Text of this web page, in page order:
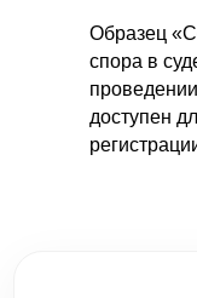
Образец
спора в
доступен